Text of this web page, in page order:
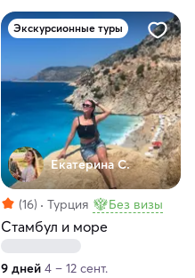
Экскурсионные туры
Екатерина С.
(16) Турция Без визы
Стамбул и море
9 дней 4 – 12 сент.